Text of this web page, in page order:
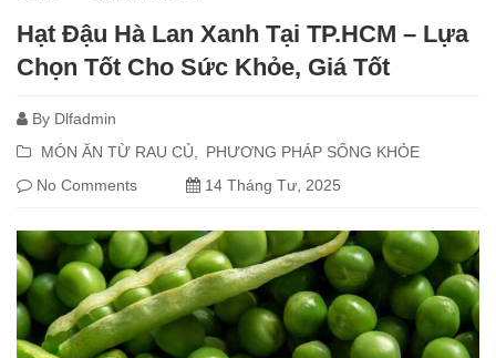
Hạt Đậu Hà Lan Xanh Tại TP.HCM – Lựa
Chọn Tốt Cho Sức Khỏe, Giá Tốt
By Dlfadmin
MÓN ĂN TỪ RAU CỦ
PHƯƠNG PHÁP SỐNG KHỎE
No Comments
14 Tháng Tư, 2025